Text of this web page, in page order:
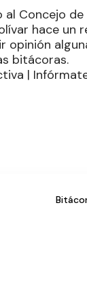
al Concejo
hace un
opinión
bitácoras.
|